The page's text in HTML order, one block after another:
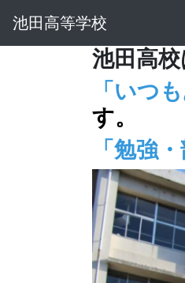
池田高等学校
池田高校
「いつ
す。
「勉強